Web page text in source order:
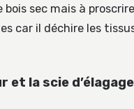
bois sec mais à
car il déchire les
et la scie d’élagage